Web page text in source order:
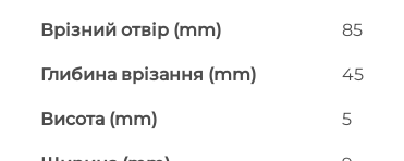
Врізний отвір (mm) 85
Глибина врізання (mm) 45
Висота (mm) 5